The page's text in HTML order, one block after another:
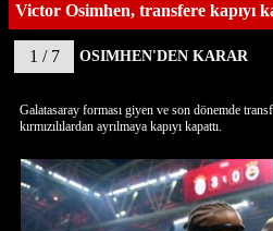
Victor Osimhen, transfere kapıyı
1 / 7 OSIMHEN'DEN KARAR
Galatasaray forması giyen ve son dönemde
kırmızılılardan ayrılmaya kapıyı kapattı.